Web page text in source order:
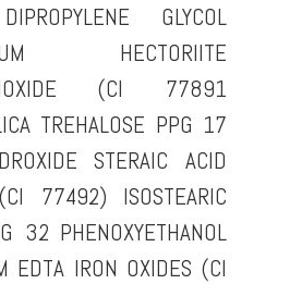
GLYCOL
HECTORIITE
(CI 77891
TREHALOSE PPG 17
STERAIC ACID
77492) ISOSTEARIC
32 PHENOXYETHANOL
EDTA IRON OXIDES (CI